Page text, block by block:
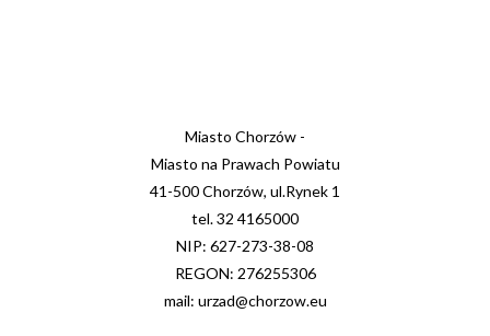
Miasto Chorzów -
Miasto na Prawach Powiatu
41-500 Chorzów, ul.Rynek 1
tel. 32 4165000
NIP: 627-273-38-08
REGON: 276255306
mail: urzad@chorzow.eu